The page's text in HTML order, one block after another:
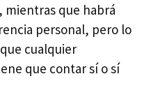
mientras que habrá
personal, pero lo
cualquier
que contar sí o sí